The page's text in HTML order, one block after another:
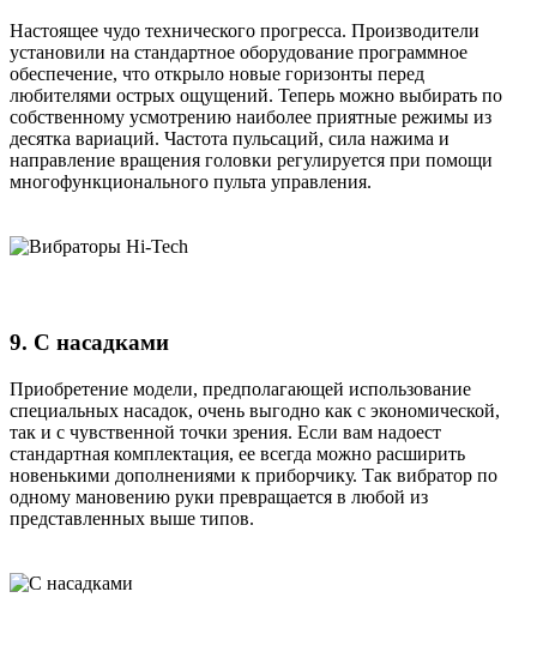
Настоящее чудо технического прогресса. Производители
установили на стандартное оборудование программное
обеспечение, что открыло новые горизонты перед
любителями острых ощущений. Теперь можно выбирать по
собственному усмотрению наиболее приятные режимы из
десятка вариаций. Частота пульсаций, сила нажима и
направление вращения головки регулируется при помощи
многофункционального пульта управления.
9. С насадками
Приобретение модели, предполагающей использование
специальных насадок, очень выгодно как с экономической,
так и с чувственной точки зрения. Если вам надоест
стандартная комплектация, ее всегда можно расширить
новенькими дополнениями к приборчику. Так вибратор по
одному мановению руки превращается в любой из
представленных выше типов.